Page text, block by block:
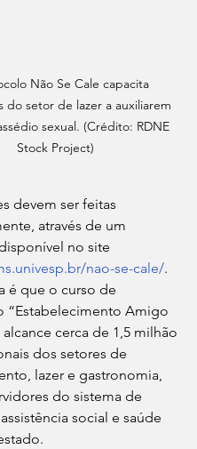
Não Se Cale capacita
do setor de lazer a auxiliarem
sexual. (Crédito: RDNE
Stock Project)
devem ser feitas
através de um
no site
nao-se-cale/.
é que o curso de
“Estabelecimento Amigo
cerca de 1,5 milhão
dos setores de
lazer e gastronomia,
do sistema de
social e saúde